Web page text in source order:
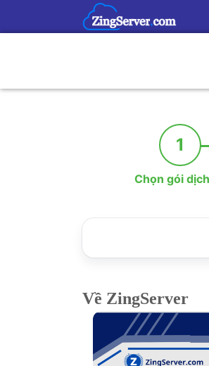
1
Chọn gói
Về ZingServer